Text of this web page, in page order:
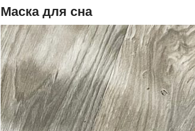
Маска для сна